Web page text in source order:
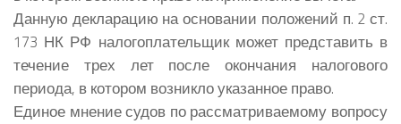
Данную декларацию на основании положений п. 2 ст.
173 НК РФ налогоплательщик может представить в
течение трех лет после окончания налогового
периода, в котором возникло указанное право.
Единое мнение судов по рассматриваемому вопросу